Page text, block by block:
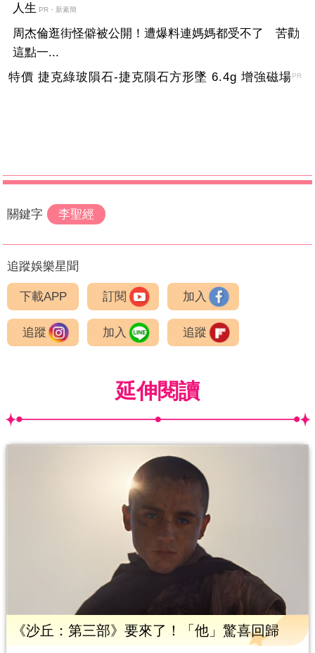
人生 PR・新素簡
周杰倫逛街怪僻被公開！遭爆料連媽媽都受不了 苦勸
這點一...
特價 捷克綠玻隕石-捷克隕石方形墜 6.4g 增強磁場PR
關鍵字 李聖經
追蹤娛樂星聞
下載APP 訂閱 加入
追蹤 加入 追蹤
延伸閱讀
《沙丘：第三部》要來了！「他」驚喜回歸